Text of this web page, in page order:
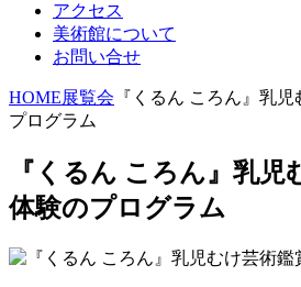
アクセス
美術館について
お問い合せ
HOME展覧会 『くるん ころん』乳
プログラム
『くるん ころん』乳児
体験のプログラム